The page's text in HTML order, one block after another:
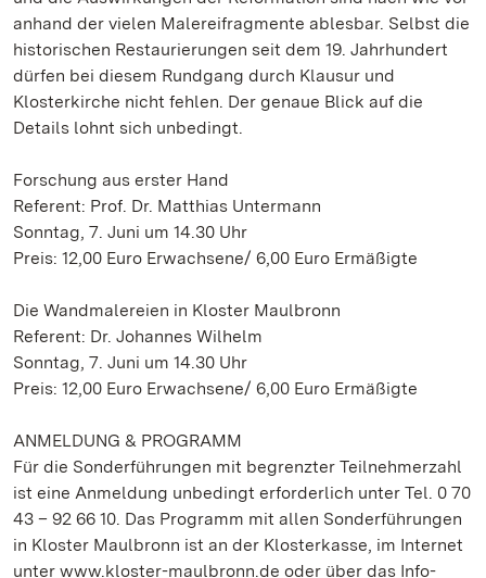
anhand der vielen Malereifragmente ablesbar. Selbst die
historischen Restaurierungen seit dem 19. Jahrhundert
dürfen bei diesem Rundgang durch Klausur und
Klosterkirche nicht fehlen. Der genaue Blick auf die
Details lohnt sich unbedingt.
Forschung aus erster Hand
Referent: Prof. Dr. Matthias Untermann
Sonntag, 7. Juni um 14.30 Uhr
Preis: 12,00 Euro Erwachsene/ 6,00 Euro Ermäßigte
Die Wandmalereien in Kloster Maulbronn
Referent: Dr. Johannes Wilhelm
Sonntag, 7. Juni um 14.30 Uhr
Preis: 12,00 Euro Erwachsene/ 6,00 Euro Ermäßigte
ANMELDUNG & PROGRAMM
Für die Sonderführungen mit begrenzter Teilnehmerzahl
ist eine Anmeldung unbedingt erforderlich unter Tel. 0 70
43 – 92 66 10. Das Programm mit allen Sonderführungen
in Kloster Maulbronn ist an der Klosterkasse, im Internet
unter www.kloster-maulbronn.de oder über das Info-